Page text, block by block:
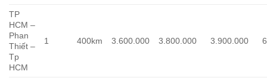
TP
HCM –
Phan
Thiết –
Tp
HCM
1 400km 3.600.000 3.800.000 3.900.000